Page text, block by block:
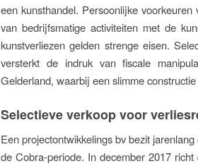
een kunsthandel. Persoonlijke
van bedrijfsmatige activiteiten met de
kunstverliezen gelden strenge eisen.
versterkt de indruk van fiscale
Gelderland, waarbij een slimme
Selectieve verkoop voor
Een projectontwikkelings bv bezit
de Cobra-periode. In december 2017